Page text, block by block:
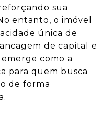
sua
entanto, o imóvel
única de
de capital e
como a
para quem busca
de forma